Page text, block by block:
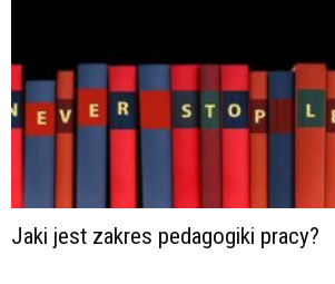
Jaki jest zakres pedagogiki pracy?